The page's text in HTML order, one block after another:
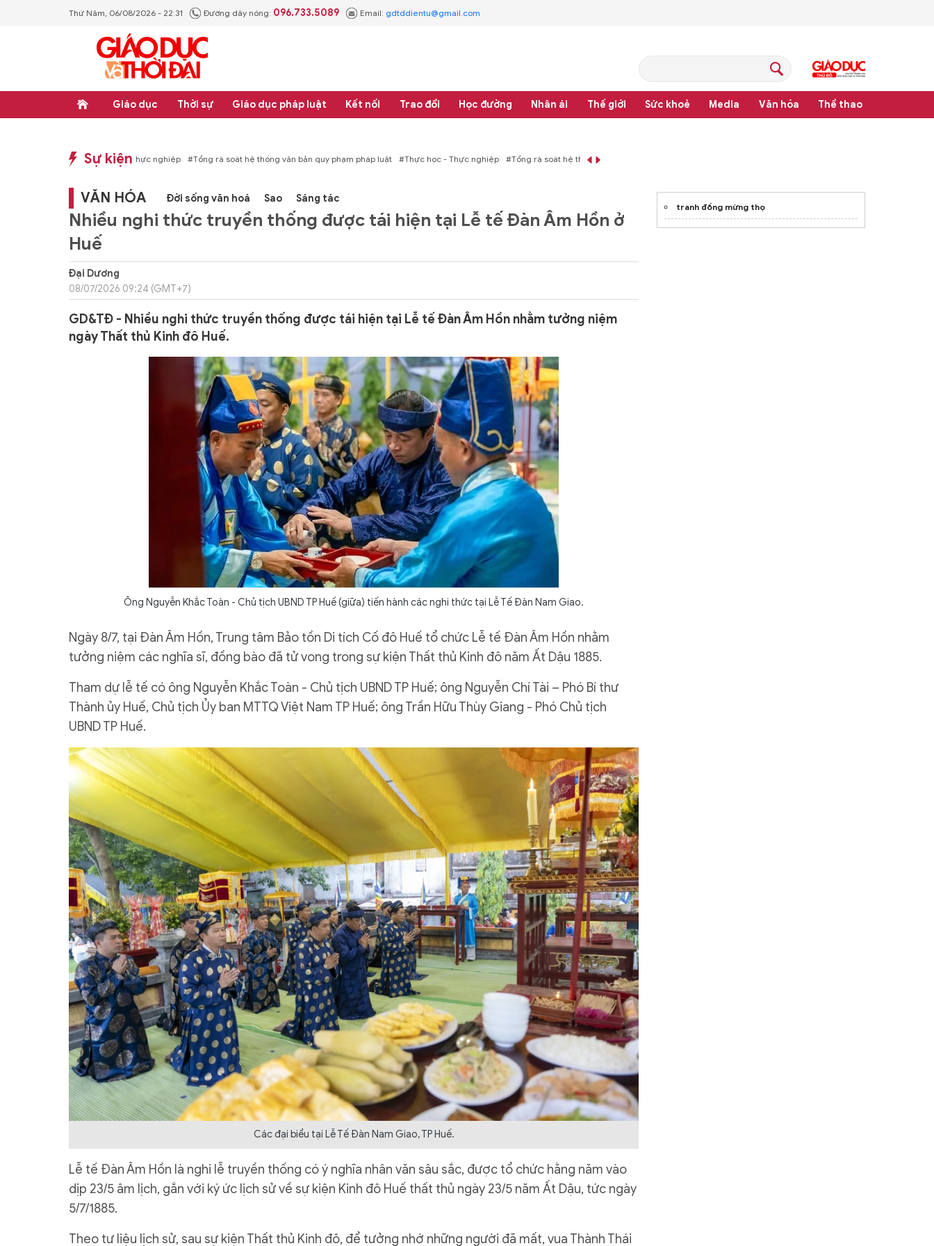
Thứ Năm, 06/08/2026 - 22:31 Đường dây nóng: 096.733.5089 Email: gdtddientu@gmail.com
Giáo dục Thời sự Giáo dục pháp luật Kết nối Trao đổi Học đường Nhân ái Thế giới Sức khoẻ Media Văn hóa Thể thao
Sự kiện
#Thực học - Thực nghiệp #Tổng rà soát hệ thống văn bản quy phạm pháp luật #Thực học - Thực nghiệp #Tổng rà soát hệ thống văn bản quy phạm pháp luật
VĂN HÓA Đời sống văn hoá Sao Sáng tác
Nhiều nghi thức truyền thống được tái hiện tại Lễ tế Đàn Âm Hồn ở
Huế
Đại Dương
08/07/2026 09:24 (GMT+7)
GD&TĐ - Nhiều nghi thức truyền thống được tái hiện tại Lễ tế Đàn Âm Hồn nhằm tưởng niệm
ngày Thất thủ Kinh đô Huế.
Ông Nguyễn Khắc Toàn - Chủ tịch UBND TP Huế (giữa) tiến hành các nghi thức tại Lễ Tế Đàn Nam Giao.
Ngày 8/7, tại Đàn Âm Hồn, Trung tâm Bảo tồn Di tích Cố đô Huế tổ chức Lễ tế Đàn Âm Hồn nhằm
tưởng niệm các nghĩa sĩ, đồng bào đã tử vong trong sự kiện Thất thủ Kinh đô năm Ất Dậu 1885.
Tham dự lễ tế có ông Nguyễn Khắc Toàn - Chủ tịch UBND TP Huế; ông Nguyễn Chí Tài – Phó Bí thư
Thành ủy Huế, Chủ tịch Ủy ban MTTQ Việt Nam TP Huế; ông Trần Hữu Thùy Giang - Phó Chủ tịch
UBND TP Huế.
Các đại biểu tại Lễ Tế Đàn Nam Giao, TP Huế.
Lễ tế Đàn Âm Hồn là nghi lễ truyền thống có ý nghĩa nhân văn sâu sắc, được tổ chức hằng năm vào
dịp 23/5 âm lịch, gắn với ký ức lịch sử về sự kiện Kinh đô Huế thất thủ ngày 23/5 năm Ất Dậu, tức ngày
5/7/1885.
Theo tư liệu lịch sử, sau sự kiện Thất thủ Kinh đô, để tưởng nhớ những người đã mất, vua Thành Thái
tranh đồng mừng thọ